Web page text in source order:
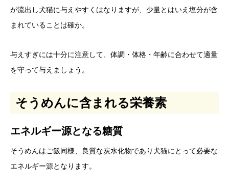
が流出し犬猫に与えやすくはなりますが、少量とはいえ塩分が含
まれていることは確か。
与えすぎには十分に注意して、体調・体格・年齢に合わせて適量
を守って与えましょう。
そうめんに含まれる栄養素
エネルギー源となる糖質
そうめんはご飯同様、良質な炭水化物であり犬猫にとって必要な
エネルギー源となります。